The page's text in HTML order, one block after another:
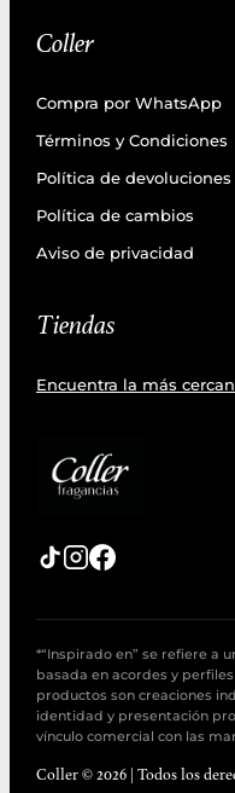
Coller
Compra por WhatsApp
Términos y Condiciones
Política de devoluciones
Política de cambios
Aviso de privacidad
Tiendas
Encuentra la más
*“Inspirado en” se refiere a
basada en acordes y
productos son creaciones
identidad y presentación
vínculo comercial con las
Coller © 2026 | Todos los